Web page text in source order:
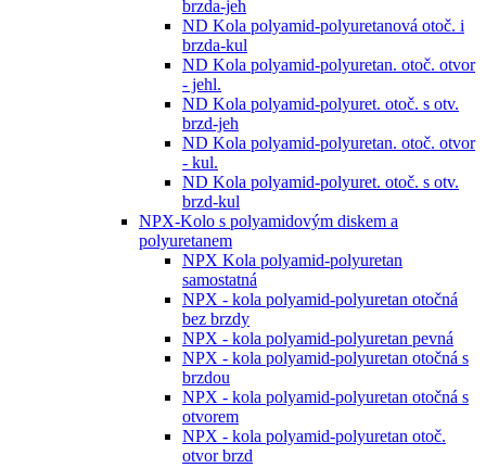
brzda-jeh
ND Kola polyamid-polyuretanová otoč. i
brzda-kul
ND Kola polyamid-polyuretan. otoč. otvor
- jehl.
ND Kola polyamid-polyuret. otoč. s otv.
brzd-jeh
ND Kola polyamid-polyuretan. otoč. otvor
- kul.
ND Kola polyamid-polyuret. otoč. s otv.
brzd-kul
NPX-Kolo s polyamidovým diskem a
polyuretanem
NPX Kola polyamid-polyuretan
samostatná
NPX - kola polyamid-polyuretan otočná
bez brzdy
NPX - kola polyamid-polyuretan pevná
NPX - kola polyamid-polyuretan otočná s
brzdou
NPX - kola polyamid-polyuretan otočná s
otvorem
NPX - kola polyamid-polyuretan otoč.
otvor brzd